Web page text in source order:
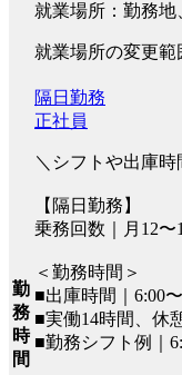
就業場所：勤務
就業場所の変更
勤
務
時
間
隔日勤務
正社員
＼シフトや出庫
【隔日勤務】
乗務回数｜月12〜
＜勤務時間＞
■出庫時間｜6:00
■実働14時間、休
■勤務シフト例｜